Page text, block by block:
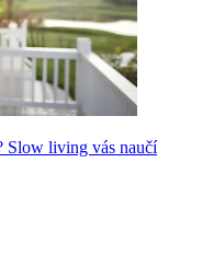
Slow living vás naučí